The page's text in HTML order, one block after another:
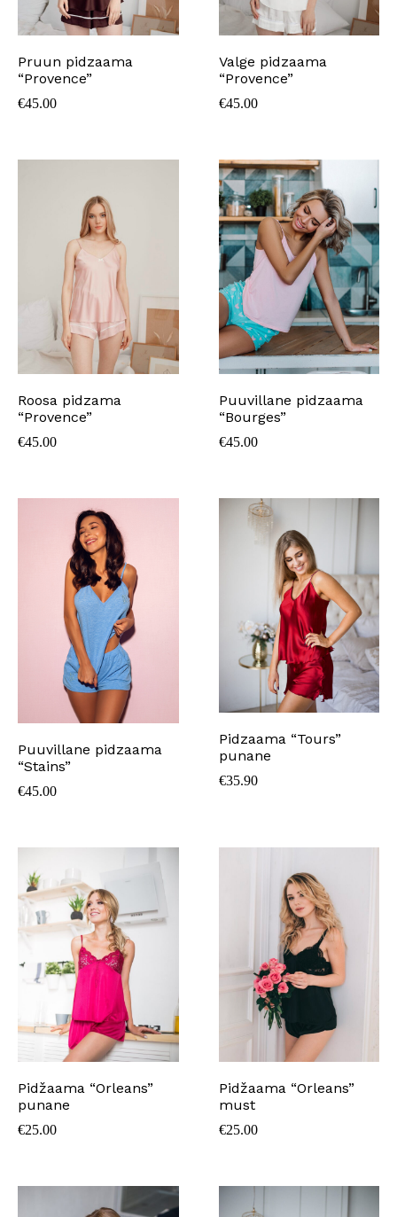
Pruun pidzaama
“Provence”
€45.00
Valge pidzaama
“Provence”
€45.00
Roosa pidzama
“Provence”
€45.00
Puuvillane pidzaama
“Bourges”
€45.00
Puuvillane pidzaama
“Stains”
€45.00
Pidzaama “Tours”
punane
€35.90
Pidžaama “Orleans”
punane
€25.00
Pidžaama “Orleans”
must
€25.00